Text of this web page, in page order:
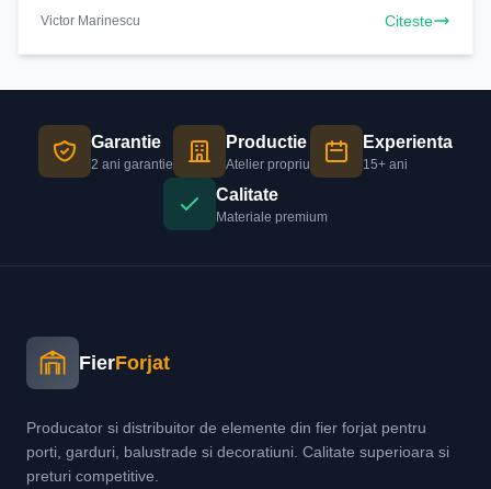
Victor Marinescu Citeste
Garantie
2 ani garantie
Productie
Atelier propriu
Experienta
15+ ani
Calitate
Materiale premium
FierForjat
Producator si distribuitor de elemente din fier forjat pentru
porti, garduri, balustrade si decoratiuni. Calitate superioara si
preturi competitive.